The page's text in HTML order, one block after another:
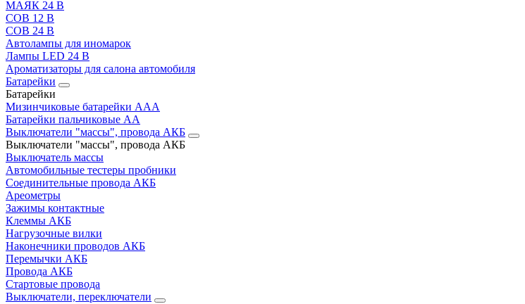
МАЯК 24 В
COB 12 В
COB 24 В
Автолампы для иномарок
Лампы LED 24 B
Ароматизаторы для салона автомобиля
Батарейки
Батарейки
Мизинчиковые батарейки AAA
Батарейки пальчиковые АА
Выключатели "массы", провода АКБ
Выключатели "массы", провода АКБ
Выключатель массы
Автомобильные тестеры пробники
Соединительные провода АКБ
Ареометры
Зажимы контактные
Клеммы АКБ
Нагрузочные вилки
Наконечники проводов АКБ
Перемычки АКБ
Провода АКБ
Стартовые провода
Выключатели, переключатели